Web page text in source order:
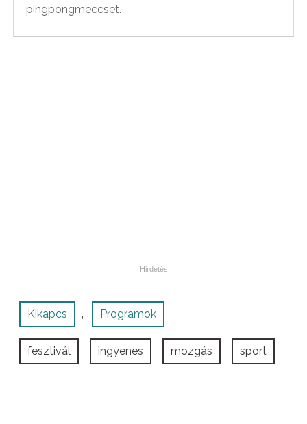
pingpongmeccset.
Kikapcs , Programok
fesztivál ingyenes mozgás sport